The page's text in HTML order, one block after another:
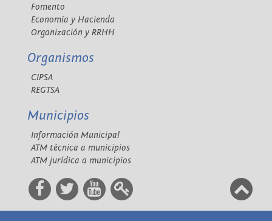
Fomento
Economía y Hacienda
Organización y RRHH
Organismos
CIPSA
REGTSA
Municipios
Información Municipal
ATM técnica a municipios
ATM jurídica a municipios